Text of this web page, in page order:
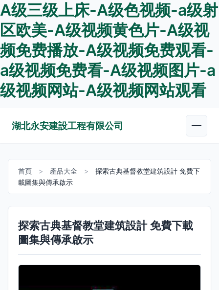
A级三级上床-A级色视频-a级射
区欧美-A级视频黄色片-A级视
频免费播放-A级视频免费观看-
a级视频免费看-A级视频图片-a
级视频网站-A级视频网站观看
湖北永安建設工程有限公司
首頁 > 產品大全 >
探索古典基督教堂建筑設計 免費下
載圖集與傳承啟示
探索古典基督教堂建筑設計 免費下載
圖集與傳承啟示